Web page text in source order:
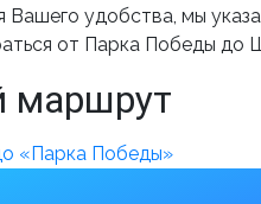
удобства, мы
от Парка Победы до
маршрут
«Парка Победы»